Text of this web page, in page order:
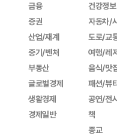
금융
증권
산업/재계
중기/벤처
부동산
글로벌경제
생활경제
경제일반
건강정보
자동차/
도로/교
여행/레
음식/맛
패션/뷰
공연/전
책
종교